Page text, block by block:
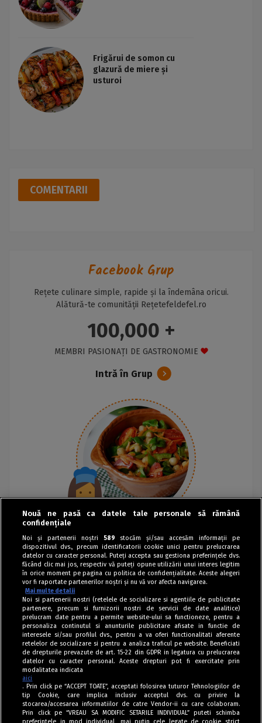
Frigărui de somon cu
glazură de miere și
usturoi
COMENTARII
Facebook Grup
Rețete culinare simple, rapide și la îndemâna oricui.
Alătură-te comunității Rețetefeldefel.ro
100,000 +
MEMBRI PASIONAȚI DE GASTRONOMIE
Intră în Grup
Nouă ne pasă ca datele tale personale să rămână
confidențiale
Noi și partenerii noștri 589 stocăm și/sau accesăm informații pe
dispozitivul dvs., precum identificatorii cookie unici pentru prelucrarea
datelor cu caracter personal. Puteți accepta sau gestiona preferințele dvs.
făcând clic mai jos, respectiv vă puteți opune utilizării unui interes legitim
în orice moment pe pagina cu politica de confidențialitate. Aceste alegeri
vor fi raportate partenerilor noștri și nu vă vor afecta navigarea.
Mai multe detalii
Noi si partenerii nostri (retelele de socializare si agentiile de publicitate
partenere, precum si furnizorii nostri de servicii de date analitice)
prelucram date pentru a permite website-ului sa functioneze, pentru a
personaliza continutul si anunturile publicitare afisate in functie de
interesele si/sau profilul dvs., pentru a va oferi functionalitati aferente
retelelor de socializare si pentru a analiza traficul pe website. Beneficiati
de drepturile prevazute de art. 15-22 din GDPR in legatura cu prelucrarea
datelor cu caracter personal. Aceste drepturi pot fi exercitate prin
modalitatea indicata
aici
. Prin click pe “ACCEPT TOATE”, acceptati folosirea tuturor Tehnologiilor de
tip Cookie, care implica inclusiv acceptul dvs. cu privire la
stocarea/accesarea informatiilor de catre Vendor-ii cu care colaboram.
Prin click pe “VREAU SA MODIFIC SETARILE INDIVIDUAL” puteti schimba